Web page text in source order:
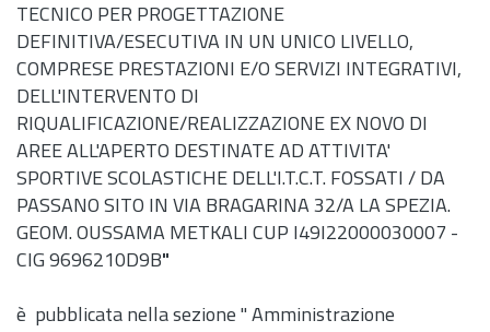
TECNICO PER PROGETTAZIONE
DEFINITIVA/ESECUTIVA IN UN UNICO LIVELLO,
COMPRESE PRESTAZIONI E/O SERVIZI INTEGRATIVI,
DELL'INTERVENTO DI
RIQUALIFICAZIONE/REALIZZAZIONE EX NOVO DI
AREE ALL'APERTO DESTINATE AD ATTIVITA'
SPORTIVE SCOLASTICHE DELL'I.T.C.T. FOSSATI / DA
PASSANO SITO IN VIA BRAGARINA 32/A LA SPEZIA.
GEOM. OUSSAMA METKALI CUP I49I22000030007 -
CIG 9696210D9B"
è pubblicata nella sezione " Amministrazione